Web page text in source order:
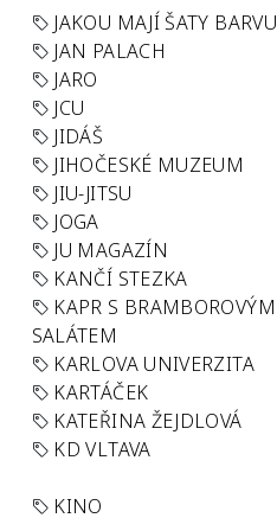
JAKOU MAJÍ ŠATY BARVU
JAN PALACH
JARO
JCU
JIDÁŠ
JIHOČESKÉ MUZEUM
JIU-JITSU
JOGA
JU MAGAZÍN
KANČÍ STEZKA
KAPR S BRAMBOROVÝM
SALÁTEM
KARLOVA UNIVERZITA
KARTÁČEK
KATEŘINA ŽEJDLOVÁ
KD VLTAVA
KINO